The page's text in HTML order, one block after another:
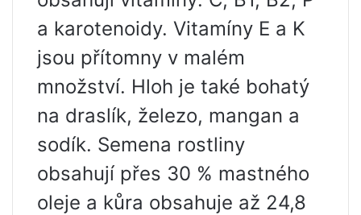
a karotenoidy. Vitamíny E a K
jsou přítomny v malém
množství. Hloh je také bohatý
na draslík, železo, mangan a
sodík. Semena rostliny
obsahují přes 30 % mastného
oleje a kůra obsahuje až 24,8